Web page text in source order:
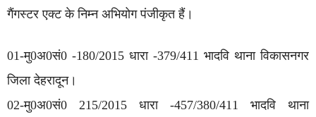
गैंगस्टर एक्ट के निम्न अभियोग पंजीकृत हैं।
01-मु0अ0सं0 -180/2015 धारा -379/411 भादवि थाना विकासनगर
जिला देहरादून।
02-मु0अ0सं0 215/2015 धारा -457/380/411 भादवि थाना